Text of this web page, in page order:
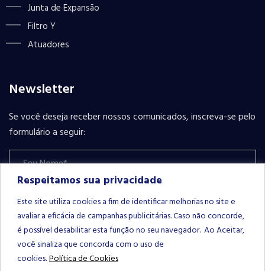
Respeitamos sua privacidade
Este site utiliza cookies a fim de identificar melhorias no site e
avaliar a eficácia de campanhas publicitárias. Caso não concorde,
é possível desabilitar esta função no seu navegador. Ao Aceitar,
você sinaliza que concorda com o uso de
cookies.Política de Cookies
Junta de Expansão
Filtro Y
Atuadores
Newsletter
Se você deseja receber nossos comunicados, inscreva-se pelo
formulário a seguir:
Please leave this field empty.INSCREVER-SE